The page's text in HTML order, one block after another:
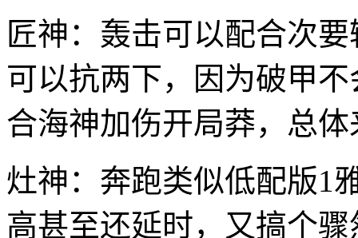
匠神：轰击可以配合次
可以抗两下，因为破甲
合海神加伤开局莽，总
灶神：奔跑类似低配版1
高甚至还延时，又搞个